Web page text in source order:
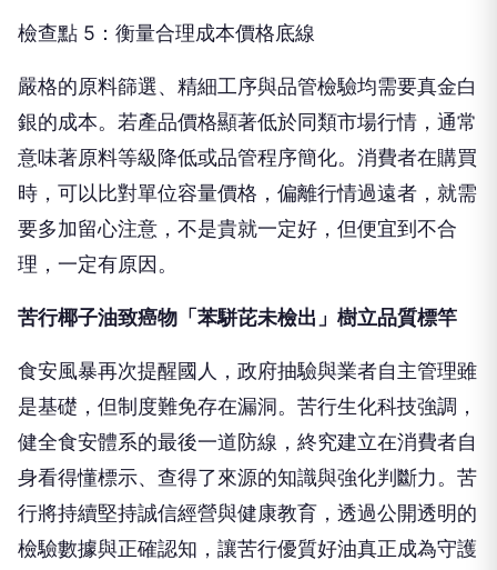
檢查點 5：衡量合理成本價格底線
嚴格的原料篩選、精細工序與品管檢驗均需要真金白
銀的成本。若產品價格顯著低於同類市場行情，通常
意味著原料等級降低或品管程序簡化。消費者在購買
時，可以比對單位容量價格，偏離行情過遠者，就需
要多加留心注意，不是貴就一定好，但便宜到不合
理，一定有原因。
苦行椰子油致癌物「苯駢芘未檢出」樹立品質標竿
食安風暴再次提醒國人，政府抽驗與業者自主管理雖
是基礎，但制度難免存在漏洞。苦行生化科技強調，
健全食安體系的最後一道防線，終究建立在消費者自
身看得懂標示、查得了來源的知識與強化判斷力。苦
行將持續堅持誠信經營與健康教育，透過公開透明的
檢驗數據與正確認知，讓苦行優質好油真正成為守護